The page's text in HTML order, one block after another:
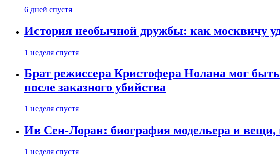
6 дней спустя
История необычной дружбы: как москвичу
1 неделя спустя
Брат режиссера Кристофера Нолана мог
после заказного убийства
1 неделя спустя
Ив Сен-Лоран: биография модельера и
1 неделя спустя